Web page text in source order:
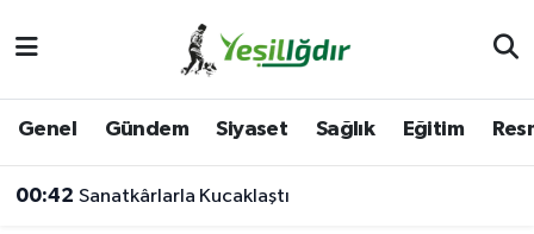
Genel Gündem Siyaset Sağlık Eğitim
00:42 Sanatkârlarla Kucaklaştı